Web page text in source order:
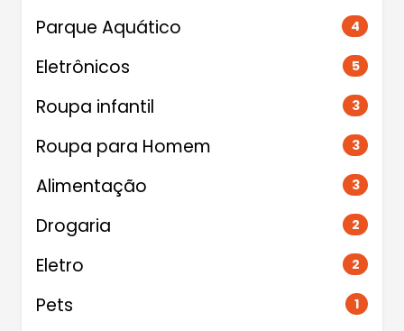
Parque Aquático 4
Eletrônicos 5
Roupa infantil 3
Roupa para Homem 3
Alimentação 3
Drogaria 2
Eletro 2
Pets 1